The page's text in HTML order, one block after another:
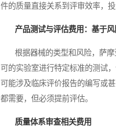
件的质量直接关系到评审效率，
产品测试与评估费用：基于
根据器械的类型和风险，萨摩
可的实验室进行特定标准的测试
可能涉及临床评价报告的编写或
都需要，但必须提前评估。
质量体系审查相关费用